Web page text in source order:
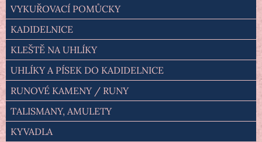
VYKUŘOVACÍ POMŮCKY
KADIDELNICE
KLEŠTĚ NA UHLÍKY
UHLÍKY A PÍSEK DO KADIDELNICE
RUNOVÉ KAMENY / RUNY
TALISMANY, AMULETY
KYVADLA